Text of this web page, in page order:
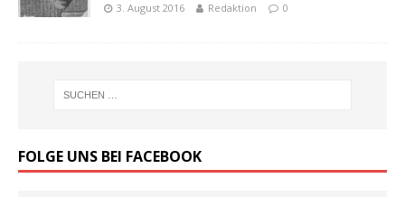
3. August 2016 Redaktion 0
FOLGE UNS BEI FACEBOOK